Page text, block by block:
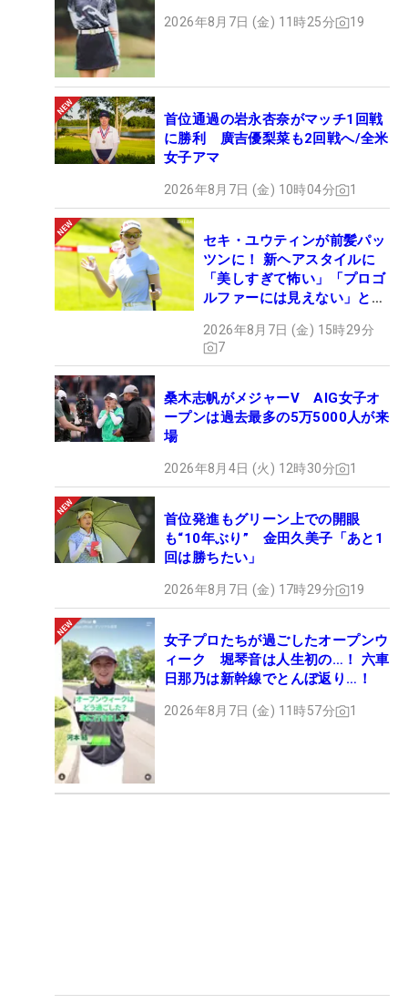
2026年8月7日 (金) 11時25分 19
首位通過の岩永杏奈がマッチ1回戦
に勝利 廣吉優梨菜も2回戦へ/全米
女子アマ
2026年8月7日 (金) 10時04分 1
セキ・ユウティンが前髪パッ
ツンに！ 新ヘアスタイルに
「美しすぎて怖い」「プロゴ
ルファーには見えない」とコ
2026年8月7日 (金) 15時29分
7
桑木志帆がメジャーV AIG女子オ
ープンは過去最多の5万5000人が来
場
2026年8月4日 (火) 12時30分 1
首位発進もグリーン上での開眼
も“10年ぶり” 金田久美子「あと1
回は勝ちたい」
2026年8月7日 (金) 17時29分 19
女子プロたちが過ごしたオープンウ
ィーク 堀琴音は人生初の…！ 六車
日那乃は新幹線でとんぼ返り…！
2026年8月7日 (金) 11時57分 1